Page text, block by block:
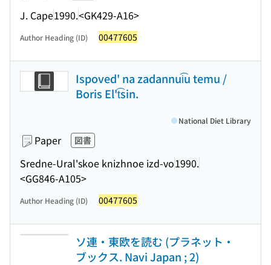
J. Cape1990.<GK429-A16>
Author Heading (ID) 00477605
Ispoved' na zadannui͡u temu /
Boris El't͡sin.
Paper 図書
Sredne-Ural'skoe knizhnoe izd-vo1990.
<GG846-A105>
National Diet Library
Author Heading (ID) 00477605
ソ連・東欧を読む (プラネット・
ブックス. Navi Japan ; 2)